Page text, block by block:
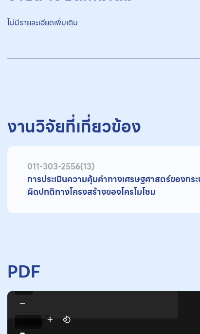
ไม่มีรายละเอียดเพิ่มเติม
งานวิจัยที่เกี่ยวข้อง
011-303-2556(13)
การประเมินความคุ้มค่าทางเศรษฐศาสตร์ของก
ผิดปกติทางโครงสร้างของโครโมโซม
PDF